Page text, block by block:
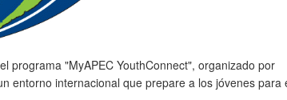
programa "MyAPEC YouthConnect", organizado por
entorno internacional que prepare a los jóvenes para